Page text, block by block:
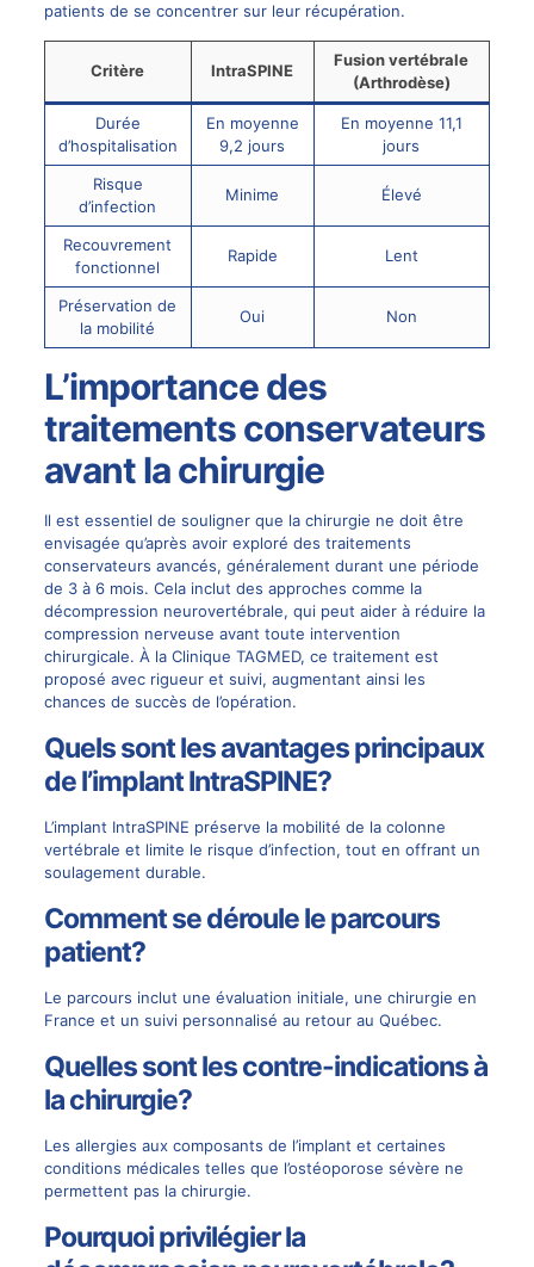
patients de se concentrer sur leur récupération.
Critère IntraSPINE
Fusion vertébrale
(Arthrodèse)
Durée
d’hospitalisation
En moyenne
9,2 jours
En moyenne 11,1
jours
Risque
d’infection
Minime Élevé
Recouvrement
fonctionnel
Rapide Lent
Préservation de
la mobilité
Oui Non
L’importance des
traitements conservateurs
avant la chirurgie
Il est essentiel de souligner que la chirurgie ne doit être
envisagée qu’après avoir exploré des traitements
conservateurs avancés, généralement durant une période
de 3 à 6 mois. Cela inclut des approches comme la
décompression neurovertébrale, qui peut aider à réduire la
compression nerveuse avant toute intervention
chirurgicale. À la Clinique TAGMED, ce traitement est
proposé avec rigueur et suivi, augmentant ainsi les
chances de succès de l’opération.
Quels sont les avantages principaux
de l’implant IntraSPINE?
L’implant IntraSPINE préserve la mobilité de la colonne
vertébrale et limite le risque d’infection, tout en offrant un
soulagement durable.
Comment se déroule le parcours
patient?
Le parcours inclut une évaluation initiale, une chirurgie en
France et un suivi personnalisé au retour au Québec.
Quelles sont les contre-indications à
la chirurgie?
Les allergies aux composants de l’implant et certaines
conditions médicales telles que l’ostéoporose sévère ne
permettent pas la chirurgie.
Pourquoi privilégier la